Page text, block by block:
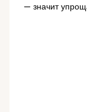
— значит